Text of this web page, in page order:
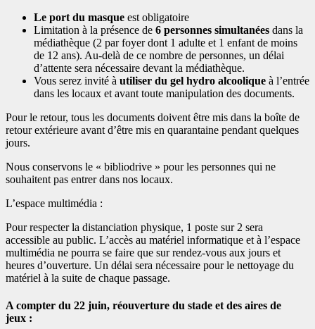
Le port du masque est obligatoire
Limitation à la présence de 6 personnes simultanées dans la
médiathèque (2 par foyer dont 1 adulte et 1 enfant de moins
de 12 ans). Au-delà de ce nombre de personnes, un délai
d’attente sera nécessaire devant la médiathèque.
Vous serez invité à utiliser du gel hydro alcoolique à l’entrée
dans les locaux et avant toute manipulation des documents.
Pour le retour, tous les documents doivent être mis dans la boîte de
retour extérieure avant d’être mis en quarantaine pendant quelques
jours.
Nous conservons le « bibliodrive » pour les personnes qui ne
souhaitent pas entrer dans nos locaux.
L’espace multimédia :
Pour respecter la distanciation physique, 1 poste sur 2 sera
accessible au public. L’accès au matériel informatique et à l’espace
multimédia ne pourra se faire que sur rendez-vous aux jours et
heures d’ouverture. Un délai sera nécessaire pour le nettoyage du
matériel à la suite de chaque passage.
A compter du 22 juin, réouverture du stade et des aires de
jeux :